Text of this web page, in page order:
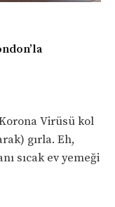
Virüsü kol
gırla. Eh,
sıcak ev yemeği